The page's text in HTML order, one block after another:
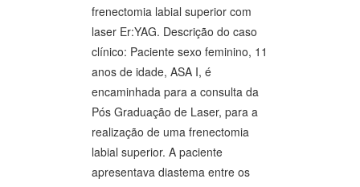
frenectomia labial superior com
laser Er:YAG. Descrição do caso
clínico: Paciente sexo feminino, 11
anos de idade, ASA I, é
encaminhada para a consulta da
Pós Graduação de Laser, para a
realização de uma frenectomia
labial superior. A paciente
apresentava diastema entre os